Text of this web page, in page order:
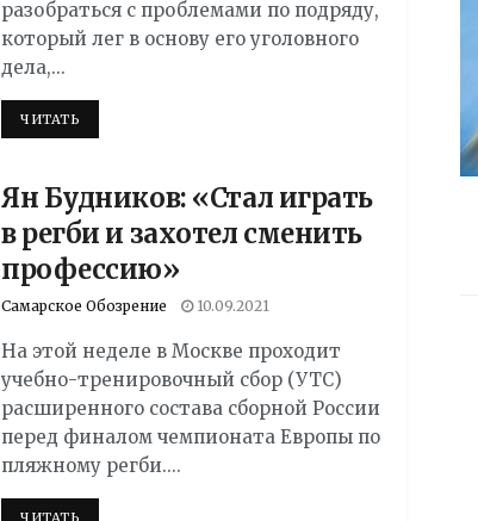
разобраться с проблемами по подряду,
который лег в основу его уголовного
дела,...
ЧИТАТЬ
Ян Будников: «Стал играть
в регби и захотел сменить
профессию»
Самарское Обозрение 10.09.2021
На этой неделе в Москве проходит
учебно-тренировочный сбор (УТС)
расширенного состава сборной России
перед финалом чемпионата Европы по
пляжному регби....
ЧИТАТЬ